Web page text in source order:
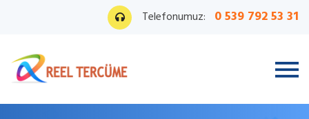
Telefonumuz: 0 539 792 53 31